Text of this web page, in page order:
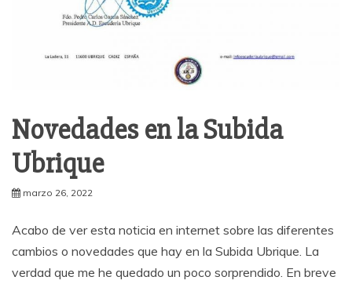
Novedades en la Subida
Ubrique
marzo 26, 2022
Acabo de ver esta noticia en internet sobre las diferentes
cambios o novedades que hay en la Subida Ubrique. La
verdad que me he quedado un poco sorprendido. En breve